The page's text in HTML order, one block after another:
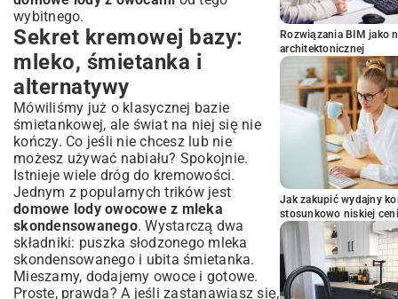
wybitnego.
Sekret kremowej bazy:
mleko, śmietanka i
alternatywy
Mówiliśmy już o klasycznej bazie
śmietankowej, ale świat na niej się nie
kończy. Co jeśli nie chcesz lub nie
możesz używać nabiału? Spokojnie.
Istnieje wiele dróg do kremowości.
Jednym z popularnych trików jest
domowe lody owocowe z mleka
skondensowanego. Wystarczą dwa
składniki: puszka słodzonego mleka
skondensowanego i ubita śmietanka.
Mieszamy, dodajemy owoce i gotowe.
Proste, prawda? A jeśli zastanawiasz się,
Rozwiązania BIM jako
architektonicznej
Jak zakupić wydajny
stosunkowo niskiej